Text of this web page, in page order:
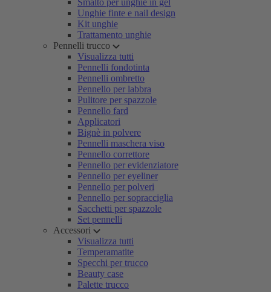
Smalto per unghie in gel
Unghie finte e nail design
Kit unghie
Trattamento unghie
Pennelli trucco
Visualizza tutti
Pennelli fondotinta
Pennelli ombretto
Pennello per labbra
Pulitore per spazzole
Pennello fard
Applicatori
Bignè in polvere
Pennelli maschera viso
Pennello correttore
Pennello per evidenziatore
Pennello per eyeliner
Pennello per polveri
Pennello per sopracciglia
Sacchetti per spazzole
Set pennelli
Accessori
Visualizza tutti
Temperamatite
Specchi per trucco
Beauty case
Palette trucco